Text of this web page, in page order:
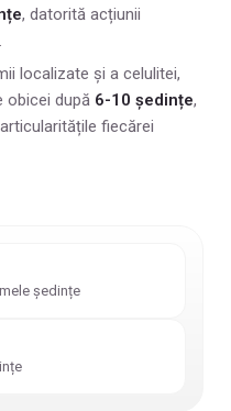
, datorită acțiunii
localizate și a celulitei,
obicei după 6-10 ședințe,
fiecărei
ședințe